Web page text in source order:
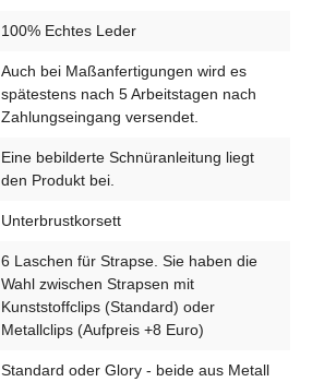
100% Echtes Leder
Auch bei Maßanfertigungen wird es
spätestens nach 5 Arbeitstagen nach
Zahlungseingang versendet.
Eine bebilderte Schnüranleitung liegt
den Produkt bei.
Unterbrustkorsett
6 Laschen für Strapse. Sie haben die
Wahl zwischen Strapsen mit
Kunststoffclips (Standard) oder
Metallclips (Aufpreis +8 Euro)
Standard oder Glory - beide aus Metall